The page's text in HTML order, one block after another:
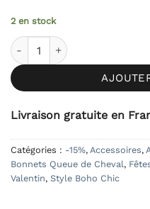
2 en stock
quantité de Bonnet Trou
Livraison gratuite en
Catégories : -15%, Accessoires,
Bonnets Queue de Cheval,
Valentin, Style Boho Chic